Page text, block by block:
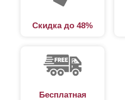
Скидка до 48%
Бесплатная